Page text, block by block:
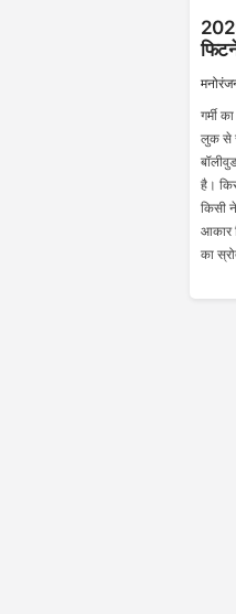
गर्मी
लुक से
है।
किसी
आकार
का